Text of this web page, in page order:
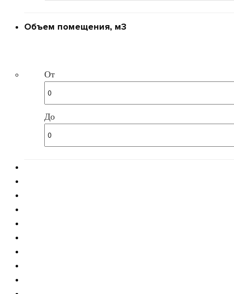
Объем помещения, м3
От
До